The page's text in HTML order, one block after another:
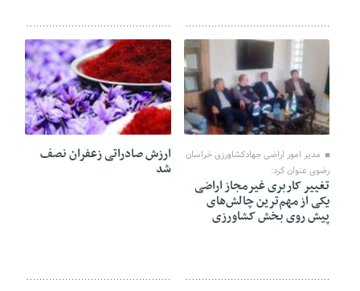
10 سپتامبر 2024
مدیر امور اراضی جهادکشاورزی خراسان
رضوی عنوان کرد:
تغییر کاربری غیرمجاز اراضی
یکی از مهم‌ترین چالش‌های
پیش روی بخش کشاورزی
26 آگوست 2024
ارزش صادراتی زعفران نصف
شد